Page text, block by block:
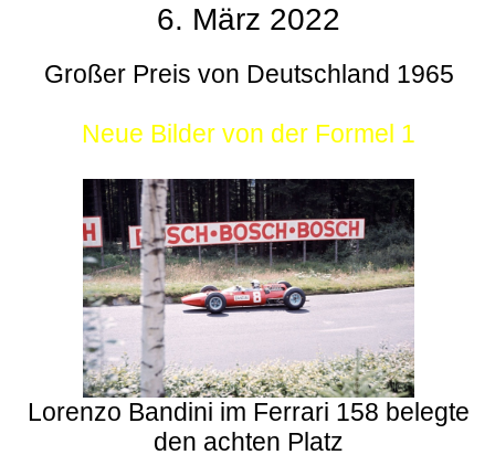
6. März 2022
Großer Preis von Deutschland 1965
Neue Bilder von der Formel 1
Lorenzo Bandini im Ferrari 158 belegte
den achten Platz